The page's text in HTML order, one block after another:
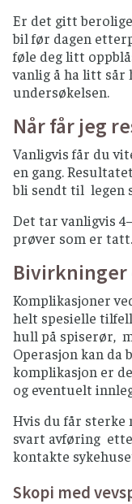
Er det gitt
bil før dagen
føle deg litt
vanlig å ha litt sår
undersøkelsen.
Når får jeg
Vanligvis får du
en gang.
bli sendt til legen
Det tar vanligvis
prøver som er tatt.
Bivirkninger
Komplikasjoner
helt spesielle
hull på spiserør,
Operasjon kan da
komplikasjon er
og eventuelt
Hvis du får sterke
svart avføring
kontakte
Skopi med